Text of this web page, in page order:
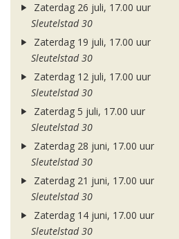
Zaterdag 26 juli, 17.00 uur
Sleutelstad 30
Zaterdag 19 juli, 17.00 uur
Sleutelstad 30
Zaterdag 12 juli, 17.00 uur
Sleutelstad 30
Zaterdag 5 juli, 17.00 uur
Sleutelstad 30
Zaterdag 28 juni, 17.00 uur
Sleutelstad 30
Zaterdag 21 juni, 17.00 uur
Sleutelstad 30
Zaterdag 14 juni, 17.00 uur
Sleutelstad 30